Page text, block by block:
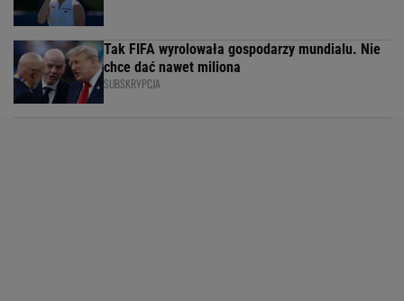
Tak FIFA wyrolowała gospodarzy mundialu. Nie
chce dać nawet miliona
SUBSKRYPCJA